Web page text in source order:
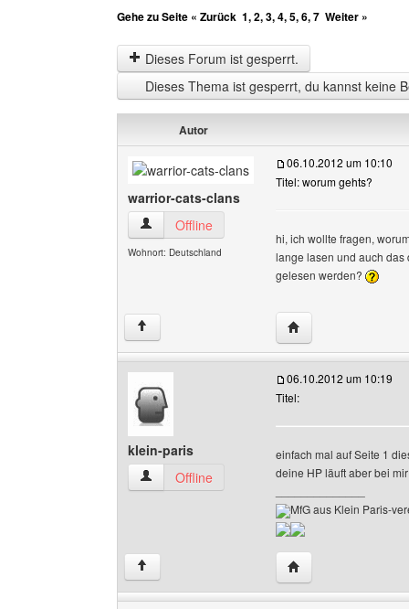
Gehe zu Seite « Zurück 1,2,3,4,5,6,7 Weiter »
Dieses Forum ist gesperrt.
Dieses Thema ist gesperrt, du kannst keine
Autor
warrior-cats-clans
warrior-cats-clans Benutzer-Profile anzeigen
Offline
Wohnort: Deutschland
06.10.2012 um 10:10
Titel: worum gehts?
hi, ich wollte fragen,
lange lasen und auch das
gelesen werden?
↑ Website dieses
klein-paris
klein-paris Benutzer-Profile anzeigen
Offline
06.10.2012 um 10:19
Titel:
einfach mal auf Seite 1
deine HP läuft aber bei
MfG aus Klein Paris-
↑ Website dieses